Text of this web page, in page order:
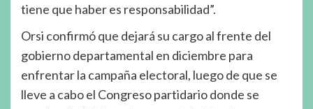
tiene que haber es responsabilidad”.
Orsi confirmó que dejará su cargo al frente del
gobierno departamental en diciembre para
enfrentar la campaña electoral, luego de que se
lleve a cabo el Congreso partidario donde se